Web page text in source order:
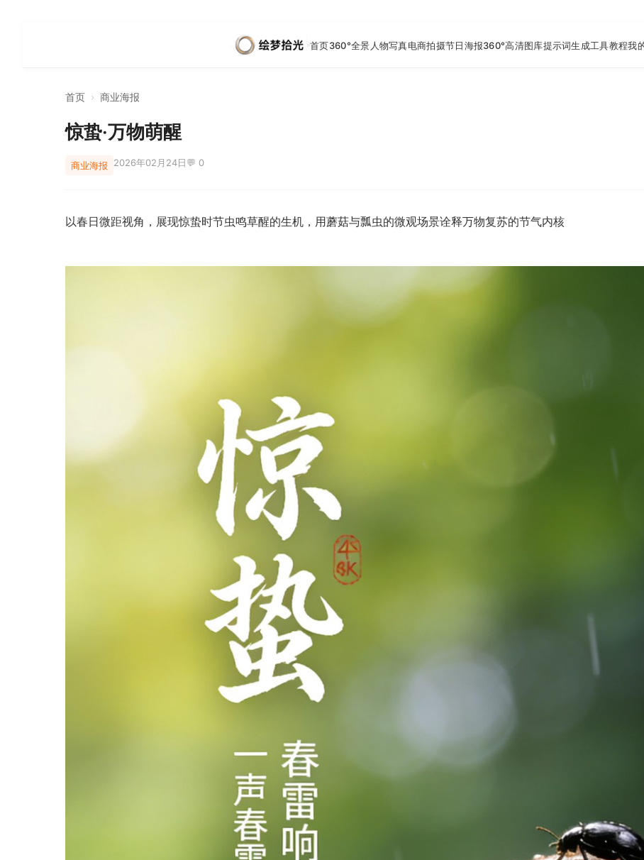
首页360°全景 人物写真电商拍摄节日海报360°高清图库提示词生成工具教程我
首页 › 商业海报
惊蛰·万物萌醒
商业海报 2026年02月24日💬 0
以春日微距视角，展现惊蛰时节虫鸣草醒的生机，用蘑菇与瓢虫的微观场景诠释万物复苏的节气内核